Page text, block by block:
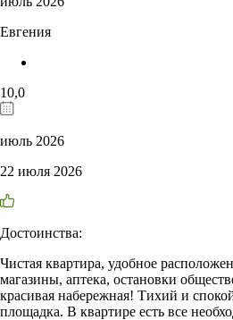
Евгения
10,0
июль 2026
22 июля 2026
Достоинства:
Чистая квартира, удобное
магазины, аптека, остановки
красивая набережная! Тихий и
площадка. В квартире есть все